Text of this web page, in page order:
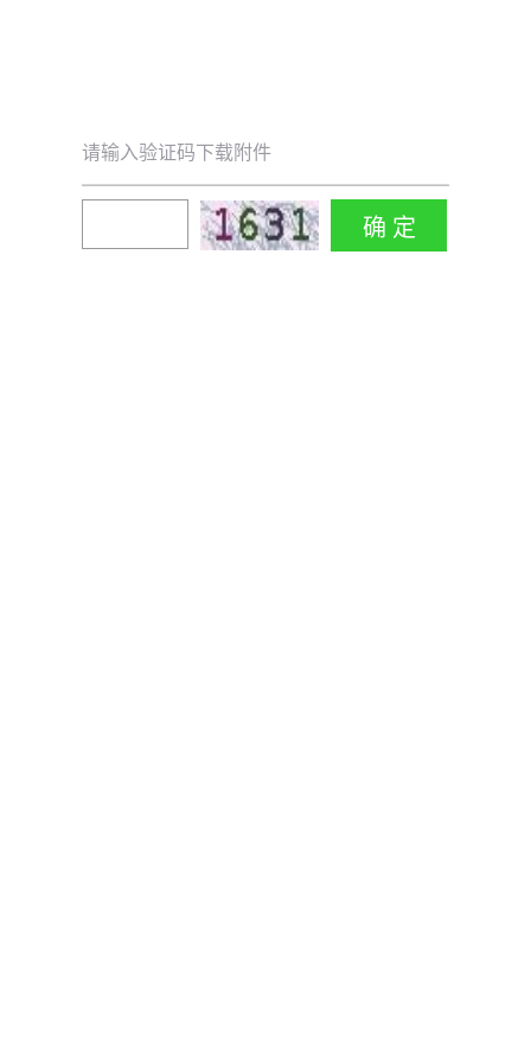
请输入验证码下载附件